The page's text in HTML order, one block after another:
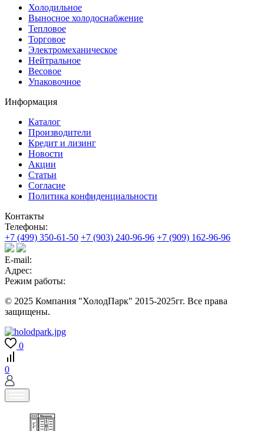
Холодильное
Выносное холодоснабжение
Тепловое
Торговое
Электромеханическое
Нейтральное
Весовое
Упаковочное
Информация
Каталог
Производители
Кредит и лизинг
Новости
Акции
Статьи
Согласие
Политика конфиденциальности
Контакты
Телефоны:
+7 (499) 350-61-50 +7 (903) 240-96-96 +7 (909) 162-96-96
E-mail:
Адрес:
Режим работы:
© 2025 Компания "ХолодПарк" 2015-2025гг. Все права
защищены.
0
0